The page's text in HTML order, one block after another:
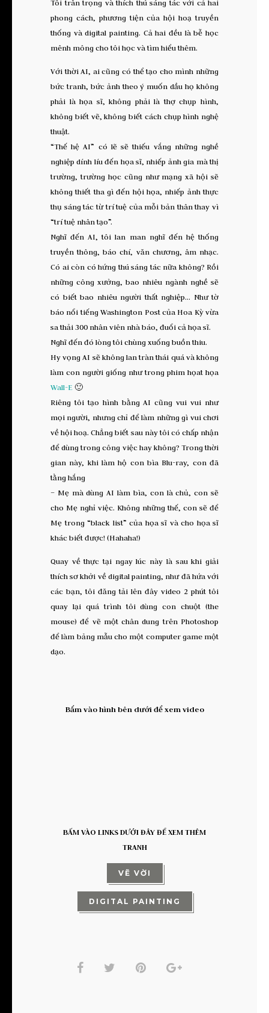
Tôi trân trọng và thích thú sáng tác với cả hai
phong cách, phương tiện của hội hoạ truyền
thống và digital painting. Cả hai đều là bễ học
mênh mông cho tôi học và tìm hiểu thêm.
Với thời AI, ai cũng có thể tạo cho mình những
bức tranh, bức ảnh theo ý muốn dầu họ không
phải là họa sĩ, không phải là thợ chụp hình,
không biết vẽ, không biết cách chụp hình nghệ
thuật.
“Thế hệ AI” có lẽ sẽ thiếu vắng những nghề
nghiệp dính líu đến họa sĩ, nhiếp ảnh gia mà thị
trường, trường học cũng như mạng xã hội sẽ
không thiết tha gì đến hội họa, nhiếp ảnh thực
thụ sáng tác từ trí tuệ của mỗi bản thân thay vì
“trí tuệ nhân tạo”.
Nghĩ đến AI, tôi lan man nghĩ đến hệ thống
truyền thông, báo chí, văn chương, âm nhạc.
Có ai còn có hứng thú sáng tác nữa không? Rồi
những công xưởng, bao nhiêu ngành nghề sẽ
có biết bao nhiêu người thất nghiệp… Như tờ
báo nổi tiếng Washington Post của Hoa Kỳ vừa
sa thải 300 nhân viên nhà báo, đuổi cả họa sĩ.
Nghĩ đến đó lòng tôi chùng xuống buồn thiu.
Hy vọng AI sẽ không lan tràn thái quá và không
làm con người giống như trong phim họat họa
Wall-E 🙂
Riêng tôi tạo hình bằng AI cũng vui vui như
mọi người, nhưng chỉ để làm những gì vui chơi
về hội hoạ. Chẳng biết sau này tôi có chấp nhận
để dùng trong công việc hay không? Trong thời
gian này, khi làm hộ con bìa Blu-ray, con đã
tằng hắng
– Mẹ mà dùng AI làm bìa, con là chủ, con sẽ
cho Mẹ nghỉ việc. Không những thế, con sẽ để
Mẹ trong “black list” của họa sĩ và cho họa sĩ
khác biết được! (Hahaha!)
Quay về thực tại ngay lúc này là sau khi giải
thích sơ khởi về digital painting, như đã hứa với
các bạn, tôi đăng tải lên đây video 2 phút tôi
quay lại quá trình tôi dùng con chuột (the
mouse) để vẽ một chân dung trên Photoshop
để làm bảng mẫu cho một computer game một
dạo.
Bấm vào hình bên dưới để xem video
BẤM VÀO LINKS DƯỚI ĐÂY ĐỂ XEM THÊM
TRANH
VẼ VỜI
DIGITAL PAINTING